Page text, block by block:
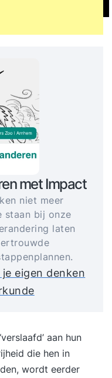
met Impact
niet meer
staan bij onze
laten
eigen denken
aan hun
die hen in
wordt eerder